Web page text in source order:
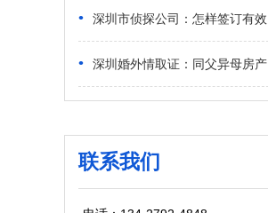
• 深圳市侦探公司：怎样签订有效的离婚财产分割协议
• 深圳婚外情取证：同父异母房产怎么分配比较合理
联系我们